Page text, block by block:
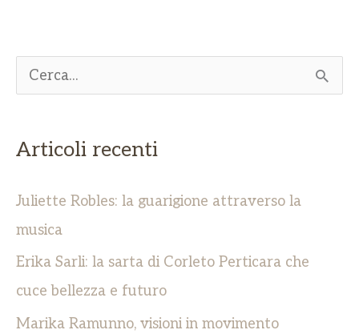
a
:
Articoli recenti
Juliette Robles: la guarigione attraverso la
musica
Erika Sarli: la sarta di Corleto Perticara che
cuce bellezza e futuro
Marika Ramunno, visioni in movimento